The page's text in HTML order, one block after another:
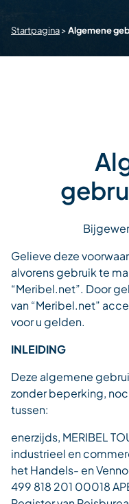
Startpagina>Algemene
Gelieve deze
alvorens gebruik te
“Meribel.net”. Door
van “Meribel.net”
voor u gelden.
INLEIDING
Deze algemene
zonder beperking,
tussen:
enerzijds, MERIBEL
industrieel en
het Handels- en
499 818 201 00018